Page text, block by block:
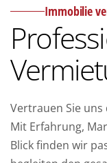
Immobilie
Vertrauen Sie
Mit Erfahrung,
Blick finden wir